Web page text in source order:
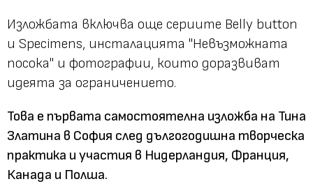
Изложбата включва още сериите Belly button
и Specimens, инсталацията "Невъзможната
посока" и фотографии, които доразвиват
идеята за ограничението.
Това е първата самостоятелна изложба на Тина
Златина в София след дългогодишна творческа
практика и участия в Нидерландия, Франция,
Канада и Полша.